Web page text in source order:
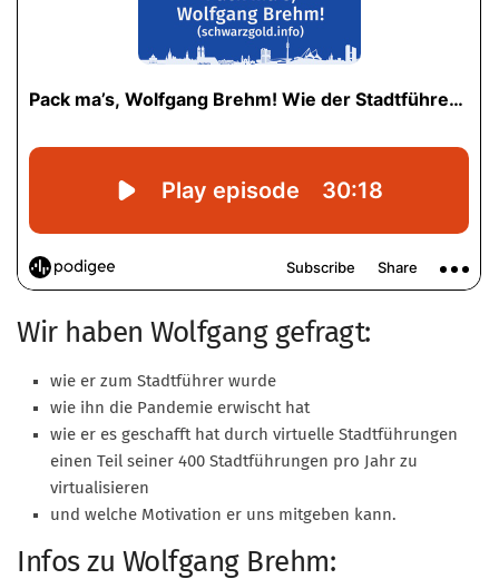
KONTAKT
Wir haben Wolfgang gefragt:
wie er zum Stadtführer wurde
wie ihn die Pandemie erwischt hat
wie er es geschafft hat durch virtuelle Stadtführungen
einen Teil seiner 400 Stadtführungen pro Jahr zu
virtualisieren
und welche Motivation er uns mitgeben kann.
Infos zu Wolfgang Brehm: